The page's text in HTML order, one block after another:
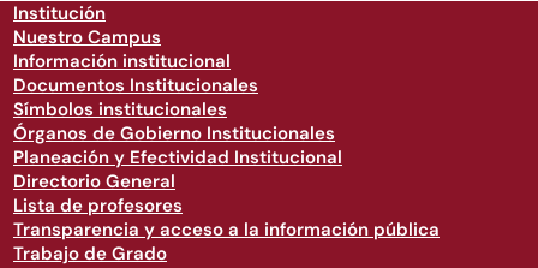
Institución
Nuestro Campus
Información institucional
Documentos Institucionales
Símbolos institucionales
Órganos de Gobierno Institucionales
Planeación y Efectividad Institucional
Directorio General
Lista de profesores
Transparencia y acceso a la información pública
Trabajo de Grado